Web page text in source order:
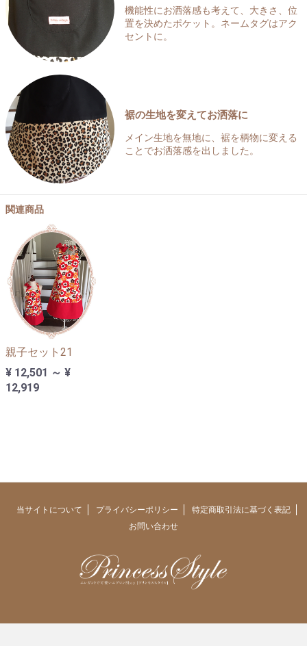
機能性にお洒落感も考えて、大きさ、位
置を決めたポケット。ネームタグはアク
セントに。
裾の生地を変えてお洒落に
メイン生地を無地に、裾を柄物に変える
ことでお洒落感を出しました。
関連商品
親子セット21
¥ 12,501 ～ ¥
12,919
当サイトについて プライバシーポリシー
特定商取引法に基づく表記
お問い合わせ